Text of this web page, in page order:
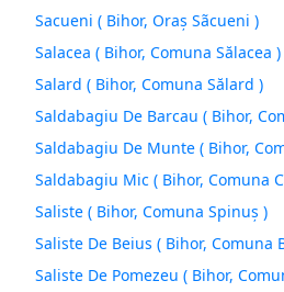
Sacueni ( Bihor, Oraş Sãcueni )
Salacea ( Bihor, Comuna Sălacea )
Salard ( Bihor, Comuna Sălard )
Saldabagiu De Barcau ( Bihor,
Saldabagiu De Munte ( Bihor,
Saldabagiu Mic ( Bihor, Comuna
Saliste ( Bihor, Comuna Spinuş )
Saliste De Beius ( Bihor, Comuna
Saliste De Pomezeu ( Bihor,